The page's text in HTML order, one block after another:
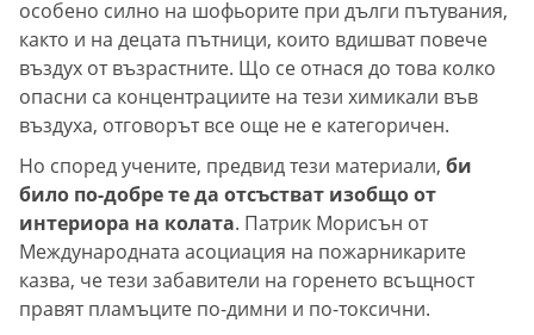
особено силно на шофьорите при дълги пътувания,
както и на децата пътници, които вдишват повече
въздух от възрастните. Що се отнася до това колко
опасни са концентрациите на тези химикали във
въздуха, отговорът все още не е категоричен.
Но според учените, предвид тези материали, би
било по-добре те да отсъстват изобщо от
интериора на колата. Патрик Морисън от
Международната асоциация на пожарникарите
казва, че тези забавители на горенето всъщност
правят пламъците по-димни и по-токсични.